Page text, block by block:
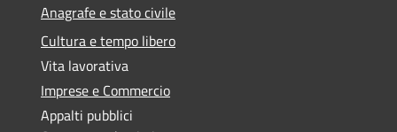
Anagrafe e stato civile
Cultura e tempo libero
Vita lavorativa
Imprese e Commercio
Appalti pubblici